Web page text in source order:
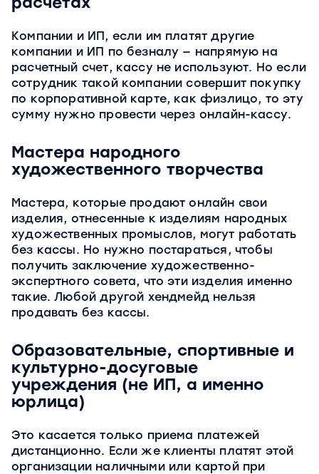
Компании и ИП, если им платят другие
компании и ИП по безналу — напрямую на
расчетный счет, кассу не используют. Но если
сотрудник такой компании совершит покупку
по корпоративной карте, как физлицо, то эту
сумму нужно провести через онлайн-кассу.
Мастера народного
художественного творчества
Мастера, которые продают онлайн свои
изделия, отнесенные к изделиям народных
художественных промыслов, могут работать
без кассы. Но нужно постараться, чтобы
получить заключение художественно-
экспертного совета, что эти изделия именно
такие. Любой другой хендмейд нельзя
продавать без кассы.
Образовательные, спортивные и
культурно-досуговые
учреждения (не ИП, а именно
юрлица)
Это касается только приема платежей
дистанционно. Если же клиенты платят этой
организации наличными или картой при